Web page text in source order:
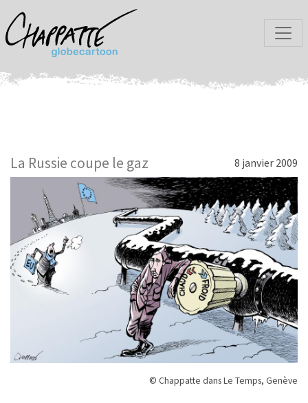
La Russie coupe le gaz 8 janvier 2009
© Chappatte dans Le Temps, Genève